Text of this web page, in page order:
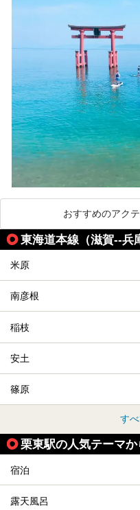
おすすめのアク
東海道本線（滋賀--兵
米原
南彦根
稲枝
安土
篠原
す
栗東駅の人気テーマ
宿泊
露天風呂